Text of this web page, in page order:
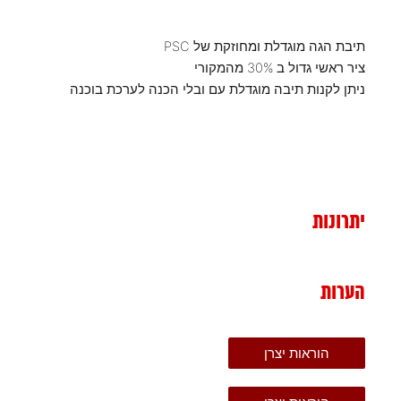
תיבת הגה מוגדלת ומחוזקת של PSC
ציר ראשי גדול ב 30% מהמקורי
ניתן לקנות תיבה מוגדלת עם ובלי הכנה לערכת בוכנה
יתרונות
הערות
הוראות יצרן